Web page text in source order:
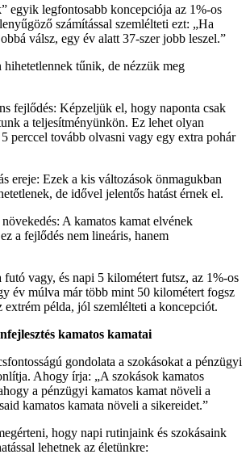
egyik legfontosabb koncepciója az 1%-os
számítással szemlélteti ezt: „Ha
válsz, egy év alatt 37-szer jobb leszel.”
hihetetlennek tűnik, de nézzük meg
fejlődés: Képzeljük el, hogy naponta csak
a teljesítményünkön. Ez lehet olyan
perccel tovább olvasni vagy egy extra pohár
ereje: Ezek a kis változások önmagukban
de idővel jelentős hatást érnek el.
A kamatos kamat elvének
a fejlődés nem lineáris, hanem
vagy, és napi 5 kilométert futsz, az 1%-os
év múlva már több mint 50 kilométert fogsz
példa, jól szemlélteti a koncepciót.
kamatos kamatai
gondolata a szokásokat a pénzügyi
Ahogy írja: „A szokások kamatos
a pénzügyi kamatos kamat növeli a
kamatos kamata növeli a sikereidet.”
hogy napi rutinjaink és szokásaink
lehetnek az életünkre: